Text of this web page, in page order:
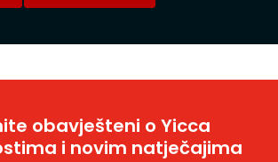
obavješteni o Yicca
i novim natječajima